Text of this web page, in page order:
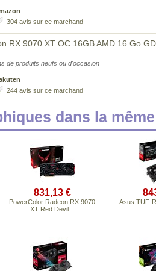
304 avis sur ce marchand
RX 9070 XT OC 16GB AMD 16 Go
de produits neufs ou d'occasion
244 avis sur ce marchand
dans la
831,13 €
PowerColor Radeon RX 9070
XT Red Devil ..
Asus TUF-